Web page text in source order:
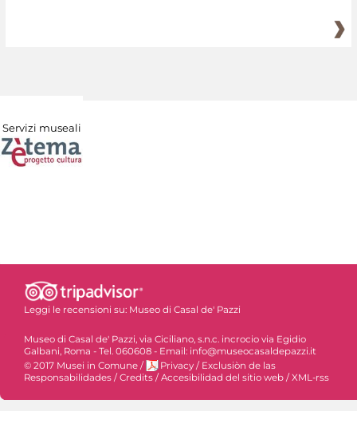
Servizi museali
Leggi le recensioni su: Museo di Casal de' Pazzi
Museo di Casal de' Pazzi, via Ciciliano, s.n.c. incrocio via Egidio
Galbani, Roma - Tel. 060608 - Email: info@museocasaldepazzi.it
© 2017 Musei in Comune / Privacy / Exclusiòn de las
Responsabilidades / Credits / Accesibilidad del sitio web / XML-rss